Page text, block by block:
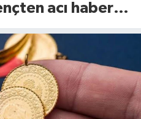
acı haber